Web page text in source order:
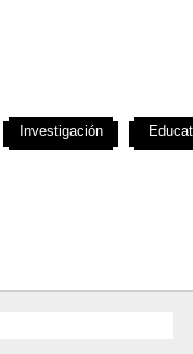
Investigación